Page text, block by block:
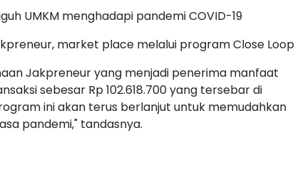
UMKM menghadapi pandemi COVID-19
market place melalui program Close Loop
Jakpreneur yang menjadi penerima manfaat
sebesar Rp 102.618.700 yang tersebar di
ini akan terus berlanjut untuk memudahkan
pandemi," tandasnya.